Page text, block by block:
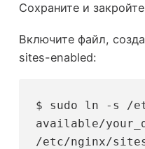
Сохраните и
Включите файл,
sites-enabled:
$ sudo ln -s /
available/
/etc/nginx/